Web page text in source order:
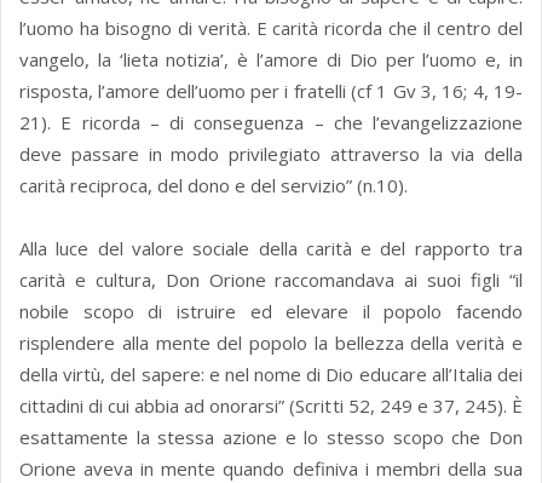
l’uomo ha bisogno di verità. E carità ricorda che il centro del
vangelo, la ‘lieta notizia’, è l’amore di Dio per l’uomo e, in
risposta, l’amore dell’uomo per i fratelli (cf 1 Gv 3, 16; 4, 19-
21). E ricorda – di conseguenza – che l’evangelizzazione
deve passare in modo privilegiato attraverso la via della
carità reciproca, del dono e del servizio” (n.10).
Alla luce del valore sociale della carità e del rapporto tra
carità e cultura, Don Orione raccomandava ai suoi figli “il
nobile scopo di istruire ed elevare il popolo facendo
risplendere alla mente del popolo la bellezza della verità e
della virtù, del sapere: e nel nome di Dio educare all’Italia dei
cittadini di cui abbia ad onorarsi” (Scritti 52, 249 e 37, 245). È
esattamente la stessa azione e lo stesso scopo che Don
Orione aveva in mente quando definiva i membri della sua